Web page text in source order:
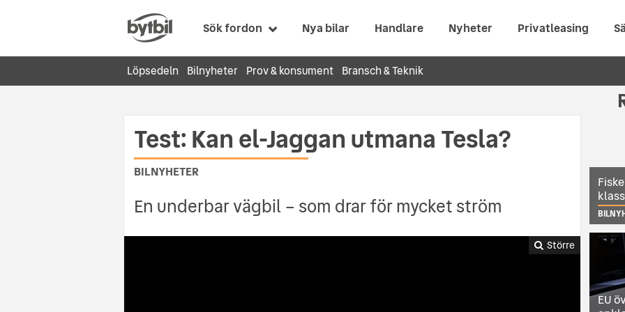
Sök fordon Nya bilar Handlare Nyheter Privatleasing
Löpsedeln Bilnyheter Prov & konsument Bransch & Teknik
Test: Kan el-Jaggan utmana Tesla?
BILNYHETER
En underbar vägbil – som drar för mycket ström
Större
EU